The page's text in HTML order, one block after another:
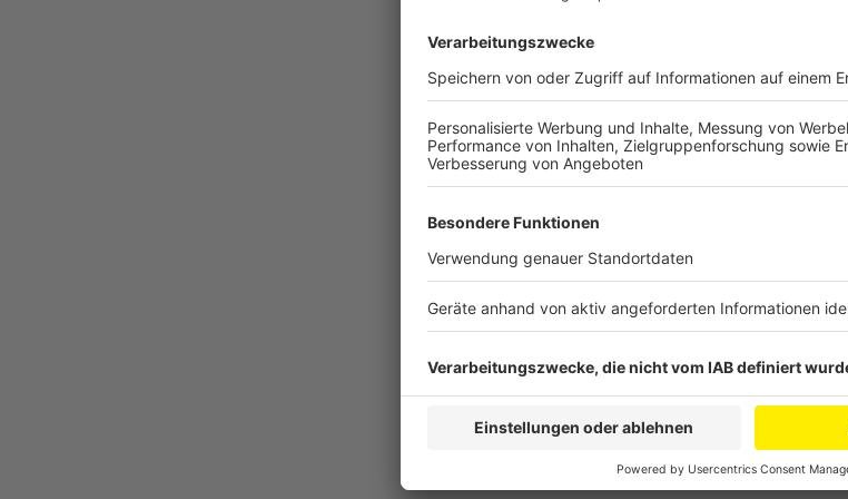
Die sind genau so gestresst wie
deshalb macht Helmut mit
Zuerst wird Vigaro eine Stunde
dem richtig gut. Danach macht
es, dass jeder Pferdebesitzer
Die Entspannungsstunden bei
Spende da lassen.
Helmuts Webseite: www.soziale-